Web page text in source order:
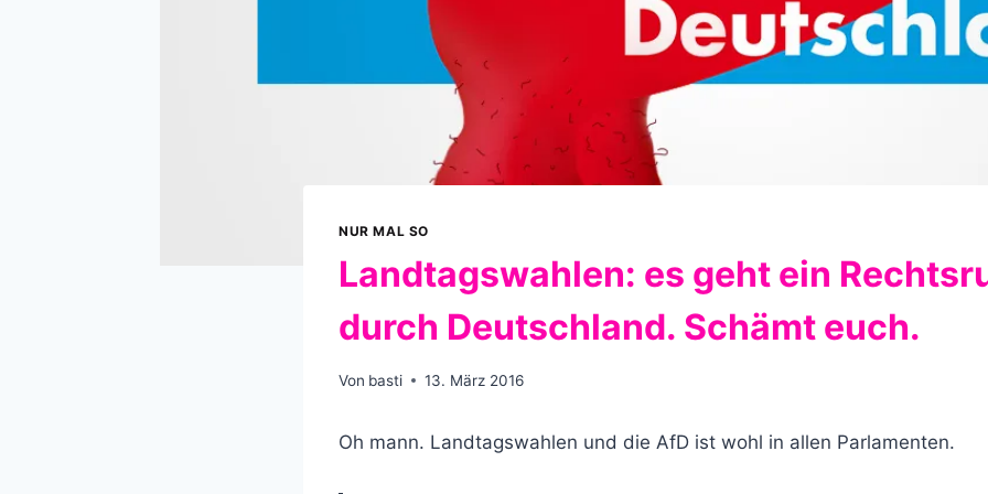
NUR MAL SO
Landtagswahlen: es geht ein
durch Deutschland. Schämt euch.
Von basti 13. März 2016
Oh mann. Landtagswahlen und die AfD ist wohl in allen Parlamenten.